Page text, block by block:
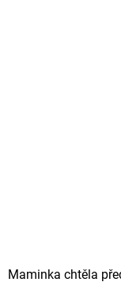
Maminka chtěla